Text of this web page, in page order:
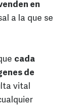
en
a la que se
cada
de
vital